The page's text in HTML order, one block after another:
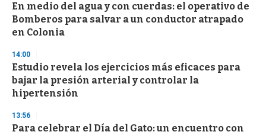
En medio del agua y con cuerdas: el operativo de
Bomberos para salvar a un conductor atrapado
en Colonia
14:00
Estudio revela los ejercicios más eficaces para
bajar la presión arterial y controlar la
hipertensión
13:56
Para celebrar el Día del Gato: un encuentro con